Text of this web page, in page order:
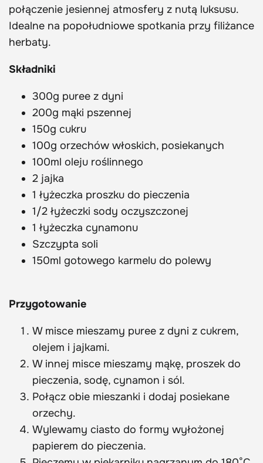
połączenie jesiennej atmosfery z nutą luksusu.
Idealne na popołudniowe spotkania przy filiżance
herbaty.
Składniki
300g puree z dyni
200g mąki pszennej
150g cukru
100g orzechów włoskich, posiekanych
100ml oleju roślinnego
2 jajka
1 łyżeczka proszku do pieczenia
1/2 łyżeczki sody oczyszczonej
1 łyżeczka cynamonu
Szczypta soli
150ml gotowego karmelu do polewy
Przygotowanie
W misce mieszamy puree z dyni z cukrem,
olejem i jajkami.
W innej misce mieszamy mąkę, proszek do
pieczenia, sodę, cynamon i sól.
Połącz obie mieszanki i dodaj posiekane
orzechy.
Wylewamy ciasto do formy wyłożonej
papierem do pieczenia.